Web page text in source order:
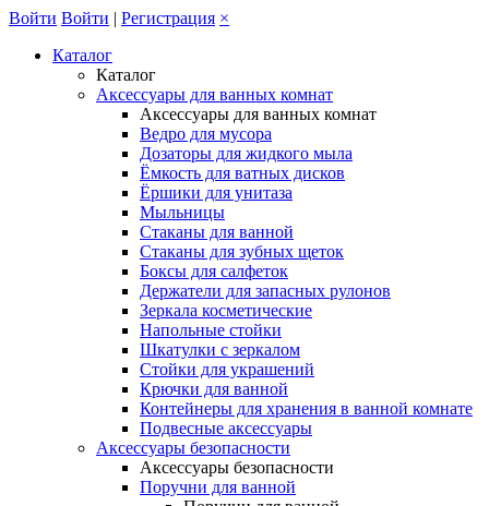
Войти Войти | Регистрация ×
Каталог
Каталог
Аксессуары для ванных комнат
Аксессуары для ванных комнат
Ведро для мусора
Дозаторы для жидкого мыла
Ёмкость для ватных дисков
Ёршики для унитаза
Мыльницы
Стаканы для ванной
Стаканы для зубных щеток
Боксы для салфеток
Держатели для запасных рулонов
Зеркала косметические
Напольные стойки
Шкатулки с зеркалом
Стойки для украшений
Крючки для ванной
Контейнеры для хранения в ванной комнате
Подвесные аксессуары
Аксессуары безопасности
Аксессуары безопасности
Поручни для ванной